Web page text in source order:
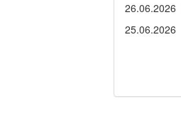
26.06.2026
25.06.2026